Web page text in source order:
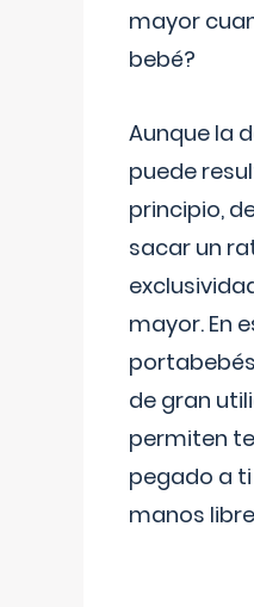
mayor
bebé?
Aunque la
puede
principio,
sacar un
mayor. En
de gran
permiten
pegado a ti
manos